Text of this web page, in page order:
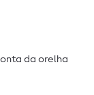
da orelha